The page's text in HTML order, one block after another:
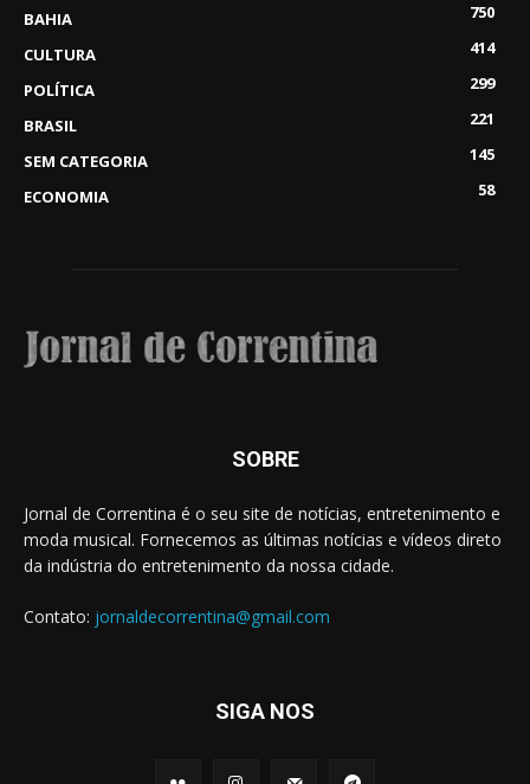
BAHIA
750
CULTURA
414
POLÍTICA
299
BRASIL
221
SEM CATEGORIA
145
ECONOMIA
58
SOBRE
Jornal de Correntina é o seu site de notícias, entretenimento e
moda musical. Fornecemos as últimas notícias e vídeos direto
da indústria do entretenimento da nossa cidade.
Contato: jornaldecorrentina@gmail.com
SIGA NOS